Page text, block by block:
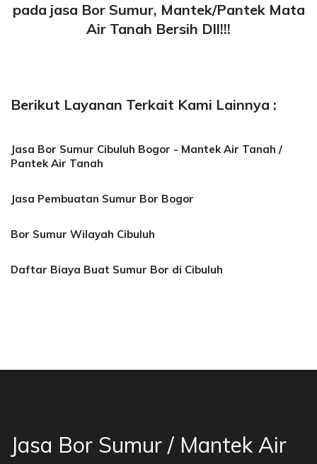
pada jasa Bor Sumur, Mantek/Pantek Mata
Air Tanah Bersih Dll!!!
Berikut Layanan Terkait Kami Lainnya :
Jasa Bor Sumur Cibuluh Bogor - Mantek Air Tanah /
Pantek Air Tanah
Jasa Pembuatan Sumur Bor Bogor
Bor Sumur Wilayah Cibuluh
Daftar Biaya Buat Sumur Bor di Cibuluh
Jasa Bor Sumur / Mantek Air